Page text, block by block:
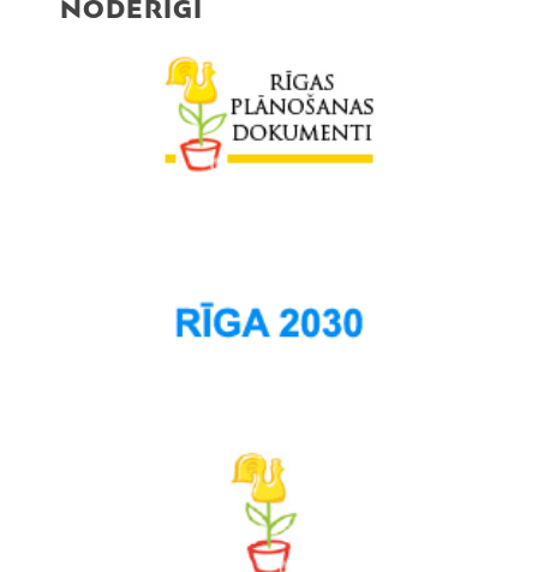
NODERĪGI